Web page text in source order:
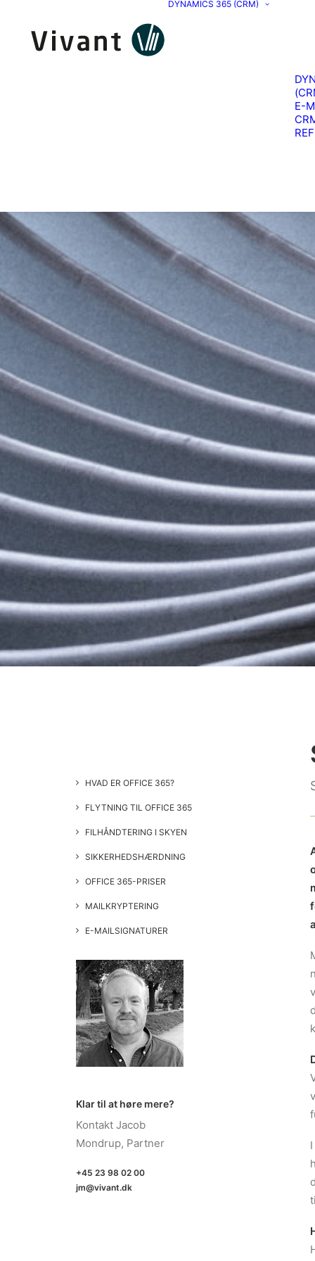
DYNAMICS 365 (CRM)
E-
HVAD ER OFFICE 365?
FLYTNING TIL OFFICE 365
FILHÅNDTERING I SKYEN
SIKKERHEDSHÆRDNING
OFFICE 365-PRISER
MAILKRYPTERING
E-MAILSIGNATURER
Klar til at høre mere?
Kontakt Jacob
Mondrup, Partner
+45 23 98 02 00
jm@vivant.dk